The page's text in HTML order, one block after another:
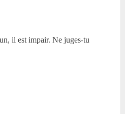
il est impair. Ne juges-tu